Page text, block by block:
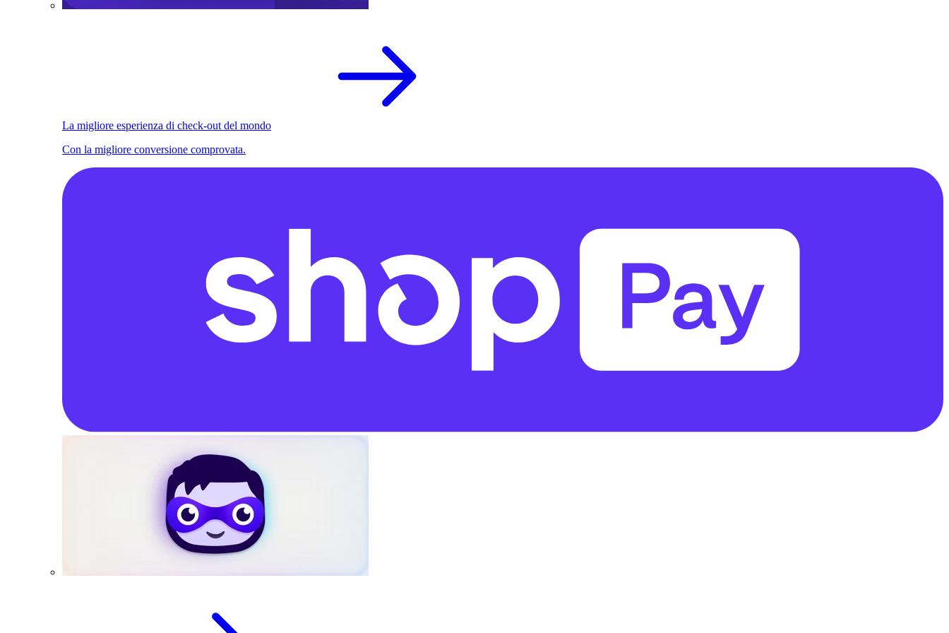
La migliore esperienza di check-out del mondo
Con la migliore conversione comprovata.